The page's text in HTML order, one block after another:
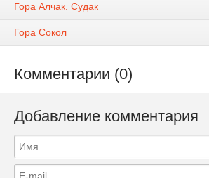
Гора Алчак. Судак
Гора Сокол
Комментарии (0)
Добавление комментария